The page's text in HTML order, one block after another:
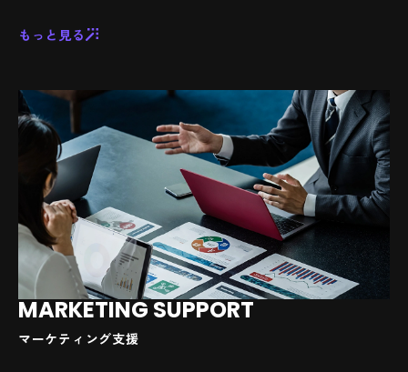
もっと見る
マーケティング支援
MARKETING SUPPORT